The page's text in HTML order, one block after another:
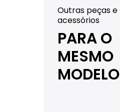
Outras peças e
acessórios
PARA O
MESMO
MODELO